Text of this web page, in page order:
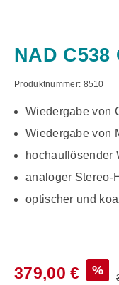
NAD
Produktnummer: 8510
Wiedergabe von
Wiedergabe von
hochauflösender
analoger Stereo-
optischer und
379,00 € %